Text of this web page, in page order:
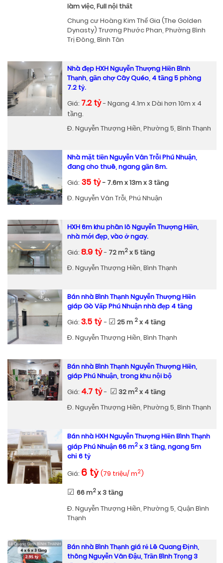
làm việc, Full nội thất
Chung cư Hoàng Kim Thế Gia (The Golden
Dynasty) Trương Phước Phan, Phường Bình
Trị Đông, Bình Tân
Nhà đẹp HXH Nguyễn Thượng Hiền Bình
Thạnh, gần chợ Cây Quéo, 4 tầng 5 phòng
7.2 tỷ.
Giá: 7.2 tỷ- Ngang 4.1m x Dài hơn 10m x 4
tầng.
Đ. Nguyễn Thượng Hiền, Phường 5, Bình Thạnh
Nhà mặt tiền Nguyễn Văn Trỗi Phú Nhuận,
đang cho thuê, ngang gần 8m.
Giá: 35 tỷ- 7.6m x 13m x 3 tầng
Đ. Nguyễn Văn Trỗi, Phú Nhuận
HXH 6m khu phân lô Nguyễn Thượng Hiền,
nhà mới đẹp, vào ở ngay.
Giá: 8.9 tỷ- 72 m2 x 5 tầng
Đ. Nguyễn Thượng Hiền, Bình Thạnh
Bán nhà Bình Thạnh Nguyễn Thượng Hiền
giáp Gò Vấp Phú Nhuận nhà đẹp 4 tầng
Giá: 3.5 tỷ - ☑ 25 m 2 x 4 tầng
Đ. Nguyễn Thượng Hiền, Bình Thạnh
Bán nhà Bình Thạnh Nguyễn Thượng Hiền,
giáp Phú Nhuận, trong khu nội bộ
Giá: 4.7 tỷ- ☑ 32 m2 x 4 tầng
Đ. Nguyễn Thượng Hiền, Phường 5, Bình Thạnh
Bán nhà HXH Nguyễn Thượng Hiền Bình Thạnh
giáp Phú Nhuận 66 m2 x 3 tầng, ngang 5m
chỉ 6 tỷ
Giá: 6 tỷ(79 triệu/ m2)
☑ 66 m2 x 3 tầng
Đ. Nguyễn Thượng Hiền, Phường 5, Quận Bình
Thạnh
Bán nhà Bình Thạnh giá rẻ Lê Quang Định,
thông Nguyễn Văn Đậu, Trần Bình Trọng 3